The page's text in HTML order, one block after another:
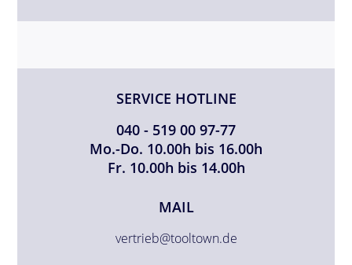
SERVICE HOTLINE
040 - 519 00 97-77
Mo.-Do. 10.00h bis 16.00h
Fr. 10.00h bis 14.00h
MAIL
vertrieb@tooltown.de